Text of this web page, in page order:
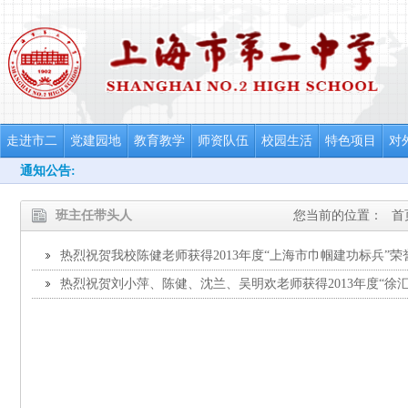
走进市二 党建园地 教育教学 师资队伍 校园生活 特色项目 对
通知公告:
您当前的位置： 首
班主任带头人
热烈祝贺我校陈健老师获得2013年度“上海市巾帼建功标兵”荣
热烈祝贺刘小萍、陈健、沈兰、吴明欢老师获得2013年度“徐